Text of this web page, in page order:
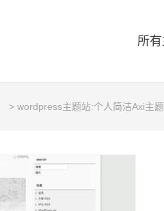
所
> wordpress主题站:个人简洁Axi主题